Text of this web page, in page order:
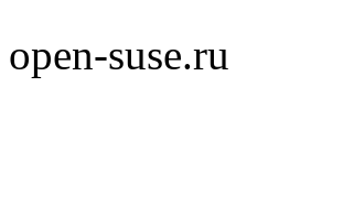
open-suse.ru